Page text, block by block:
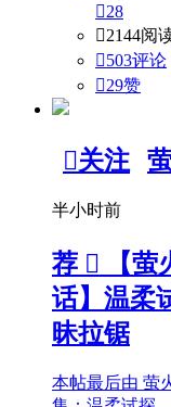
28
2144阅
503评论
29赞
关注
半小时前
荐  【萤
话】温柔
昧拉锯
本帖最后由 萤